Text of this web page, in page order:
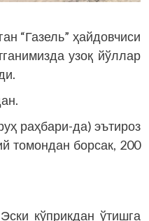
“Газель” ҳайдовчиси
узоқ йўллар
раҳбари-да) эътироз
томондан борсак, 200
кўприкдан ўтишга